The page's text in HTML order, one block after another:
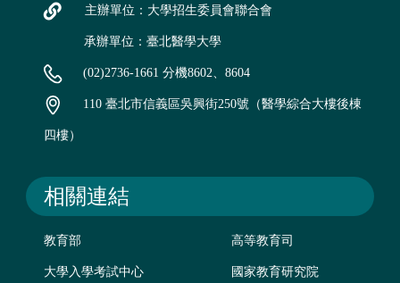
主辦單位：大學招生委員會聯合會
承辦單位：臺北醫學大學
(02)2736-1661 分機8602、8604
110 臺北市信義區吳興街250號（醫學綜合大樓後棟
四樓）
相關連結
教育部 高等教育司
大學入學考試中心 國家教育研究院